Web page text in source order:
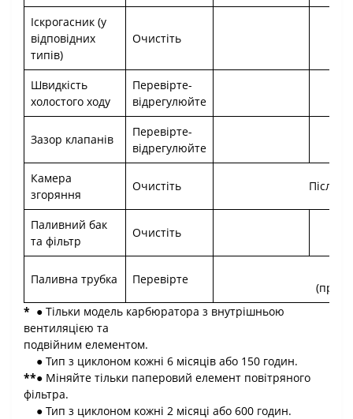
Іскрогасник (у
відповідних
типів)
Очистіть
Швидкість
холостого ходу
Перевірте-
відрегулюйте
Зазор клапанів
Перевірте-
відрегулюйте
Камера
згоряння
Очистіть Після
Паливний бак
та фільтр
Очистіть
Паливна трубка Перевірте
(при
* ● Тільки модель карбюратора з внутрішньою
вентиляцією та
подвійним елементом.
● Тип з циклоном кожні 6 місяців або 150 годин.
**● Міняйте тільки паперовий елемент повітряного
фільтра.
● Тип з циклоном кожні 2 місяці або 600 годин.